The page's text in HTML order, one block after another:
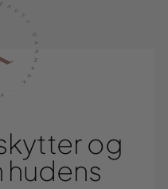
og
hudens